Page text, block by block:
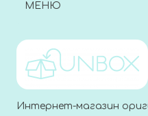
МЕНЮ
Интернет-магазин